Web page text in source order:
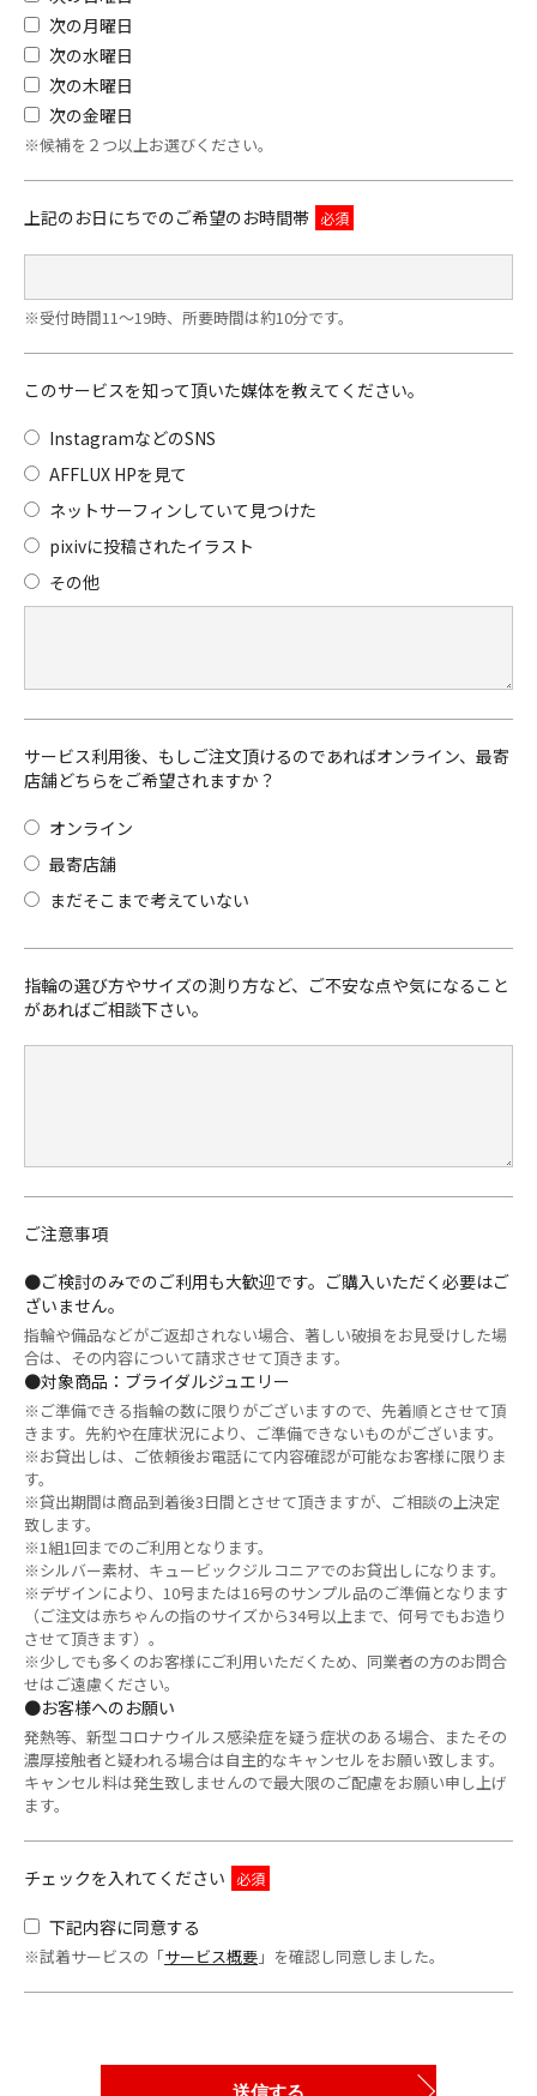
次の月曜日
次の水曜日
次の木曜日
次の金曜日
※候補を２つ以上お選びください。
上記のお日にちでのご希望のお時間帯
※受付時間11～19時、所要時間は約10分です。
このサービスを知って頂いた媒体を教えてください。
InstagramなどのSNS
AFFLUX HPを見て
ネットサーフィンしていて見つけた
pixivに投稿されたイラスト
その他
サービス利用後、もしご注文頂けるのであればオンライン、最寄
店舗どちらをご希望されますか？
オンライン
最寄店舗
まだそこまで考えていない
指輪の選び方やサイズの測り方など、ご不安な点や気になること
があればご相談下さい。
ご注意事項
●ご検討のみでのご利用も大歓迎です。ご購入いただく必要はご
ざいません。
指輪や備品などがご返却されない場合、著しい破損をお見受けした場
合は、その内容について請求させて頂きます。
●対象商品：ブライダルジュエリー
※ご準備できる指輪の数に限りがございますので、先着順とさせて頂
きます。先約や在庫状況により、ご準備できないものがございます。
※お貸出しは、ご依頼後お電話にて内容確認が可能なお客様に限りま
す。
※貸出期間は商品到着後3日間とさせて頂きますが、ご相談の上決定
致します。
※1組1回までのご利用となります。
※シルバー素材、キュービックジルコニアでのお貸出しになります。
※デザインにより、10号または16号のサンプル品のご準備となります
（ご注文は赤ちゃんの指のサイズから34号以上まで、何号でもお造り
させて頂きます）。
※少しでも多くのお客様にご利用いただくため、同業者の方のお問合
せはご遠慮ください。
●お客様へのお願い
発熱等、新型コロナウイルス感染症を疑う症状のある場合、またその
濃厚接触者と疑われる場合は自主的なキャンセルをお願い致します。
キャンセル料は発生致しませんので最大限のご配慮をお願い申し上げ
ます。
チェックを入れてください
下記内容に同意する
※試着サービスの「サービス概要 」を確認し同意しました。